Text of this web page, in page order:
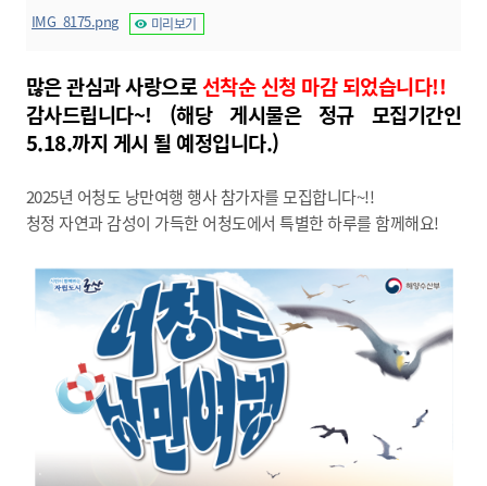
IMG_8175.png 미리보기
많은 관심과 사랑으로선착순신청 마감 되었습니다!!
감사드립니다~! (해당 게시물은 정규 모집기간인
5.18.까지 게시 될 예정입니다.)
2025년 어청도 낭만여행 행사 참가자를 모집합니다~!!
청정 자연과 감성이 가득한 어청도에서 특별한 하루를 함께해요!